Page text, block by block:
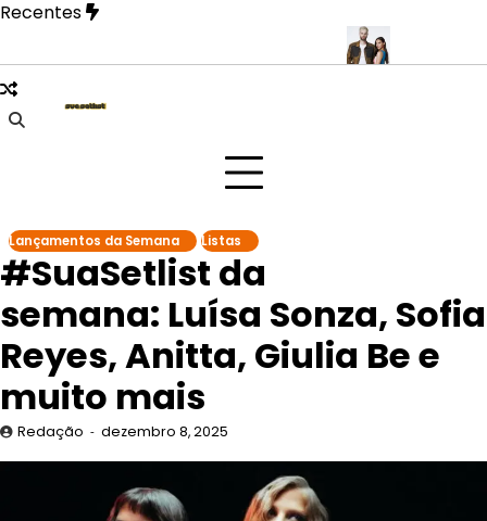
Skip
content
Recentes
a cultura popular no Jockey Club
Lançamentos da Semana Listas
#SuaSetlist da
semana: Luísa Sonza, Sofia
Reyes, Anitta, Giulia Be e
muito mais
Redação dezembro 8, 2025